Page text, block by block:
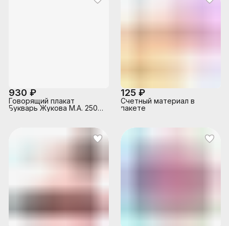
930 ₽
Говорящий плакат
Букварь Жукова М.А. 250
125 ₽
Счетный материал в
пакете